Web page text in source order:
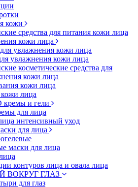
кожи
средства для питания кожи лица
кожи лица
увлажнения кожи лица
увлажнения кожи лица
косметические средства для
кожи лица
кожи лица
лица
кремы и гели
для лица
интенсивный уход
для лица
маски для лица
контуров лица и овала лица
ВОКРУГ ГЛАЗ
для глаз